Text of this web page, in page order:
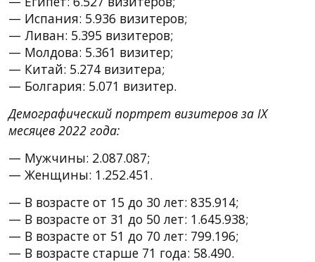
— Испания: 5.936 визитеров;
— Ливан: 5.395 визитеров;
— Молдова: 5.361 визитер;
— Китай: 5.274 визитера;
— Болгария: 5.071 визитер.
Демографический портрет визитеров за IХ
месяцев 2022 года:
— Мужчины: 2.087.087;
— Женщины: 1.252.451.
— В возрасте от 15 до 30 лет: 835.914;
— В возрасте от 31 до 50 лет: 1.645.938;
— В возрасте от 51 до 70 лет: 799.196;
— В возрасте старше 71 года: 58.490.